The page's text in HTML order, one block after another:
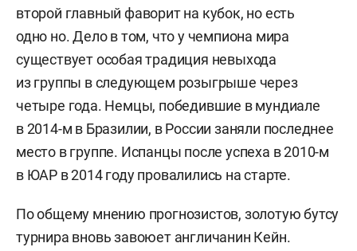
второй главный фаворит на кубок, но есть
одно но. Дело в том, что у чемпиона мира
существует особая традиция невыхода
из группы в следующем розыгрыше через
четыре года. Немцы, победившие в мундиале
в 2014-м в Бразилии, в России заняли последнее
место в группе. Испанцы после успеха в 2010-м
в ЮАР в 2014 году провалились на старте.
По общему мнению прогнозистов, золотую бутсу
турнира вновь завоюет англичанин Кейн.